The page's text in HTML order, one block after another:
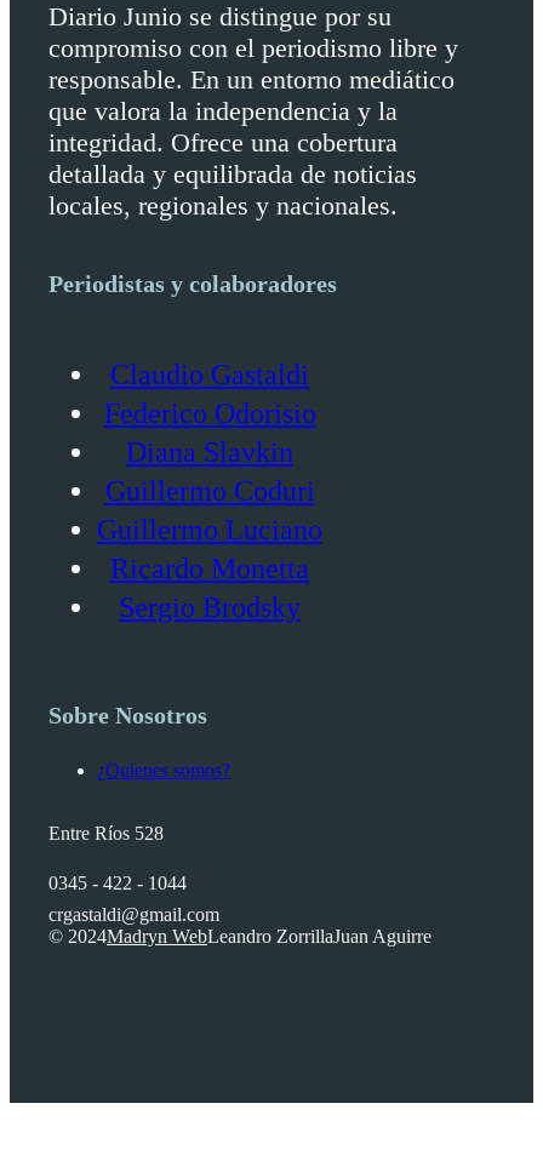
Diario Junio se distingue por su
compromiso con el periodismo libre y
responsable. En un entorno mediático
que valora la independencia y la
integridad. Ofrece una cobertura
detallada y equilibrada de noticias
locales, regionales y nacionales.
Periodistas y colaboradores
Claudio Gastaldi
Federico Odorisio
Diana Slavkin
Guillermo Coduri
Guillermo Luciano
Ricardo Monetta
Sergio Brodsky
Sobre Nosotros
¿Quienes somos?
Entre Ríos 528
0345 - 422 - 1044
crgastaldi@gmail.com
© 2024Madryn WebLeandro ZorrillaJuan Aguirre